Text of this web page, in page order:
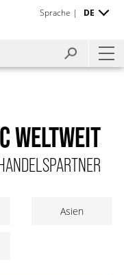
Sprache | DE
WELTWEIT
Asien